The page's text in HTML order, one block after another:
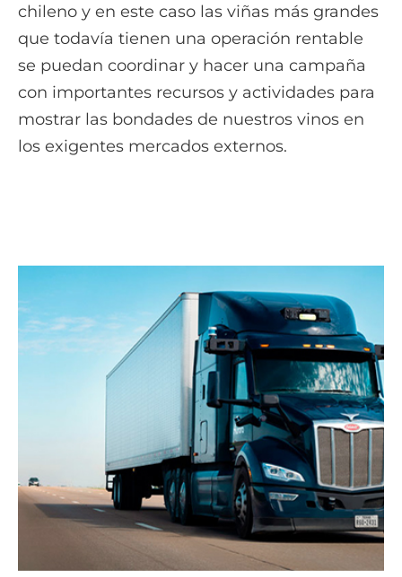
chileno y en este caso las viñas más grandes
que todavía tienen una operación rentable
se puedan coordinar y hacer una campaña
con importantes recursos y actividades para
mostrar las bondades de nuestros vinos en
los exigentes mercados externos.